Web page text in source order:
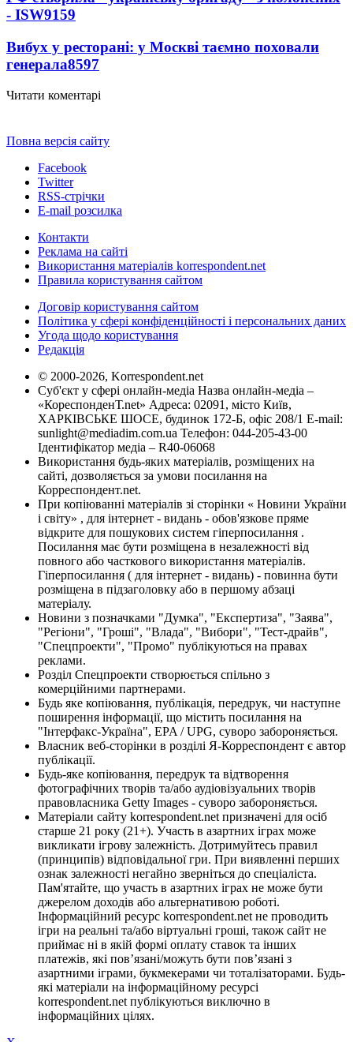
- ISW9159
Вибух у ресторані: у Москві таємно поховали
генерала8597
Читати коментарі
Повна версія сайту
Facebook
Twitter
RSS-стрічки
E-mail розсилка
Контакти
Реклама на сайті
Використання матеріалів korrespondent.net
Правила користування сайтом
Договір користування сайтом
Політика у сфері конфіденційності і персональних даних
Угода щодо користування
Редакція
© 2000-2026, Korrespondent.net
Суб'єкт у сфері онлайн-медіа Назва онлайн-медіа –
«КореспонденТ.net» Адреса: 02091, місто Київ,
ХАРКІВСЬКЕ ШОСЕ, будинок 172-Б, офіс 208/1 E-mail:
sunlight@mediadim.com.ua Телефон: 044-205-43-00
Ідентифікатор медіа – R40-06068
Використання будь-яких матеріалів, розміщених на
сайті, дозволяється за умови посилання на
Корреспондент.net.
При копіюванні матеріалів зі сторінки « Новини України
і світу» , для інтернет - видань - обов'язкове пряме
відкрите для пошукових систем гіперпосилання .
Посилання має бути розміщена в незалежності від
повного або часткового використання матеріалів.
Гіперпосилання ( для інтернет - видань) - повинна бути
розміщена в підзаголовку або в першому абзаці
матеріалу.
Новини з позначками "Думка", "Експертиза", "Заява",
"Регіони", "Гроші", "Влада", "Вибори", "Тест-драйв",
"Спецпроекти", "Промо" публікуються на правах
реклами.
Розділ Спецпроекти створюється спільно з
комерційними партнерами.
Будь яке копіювання, публікація, передрук, чи наступне
поширення інформації, що містить посилання на
"Інтерфакс-Україна", EPA / UPG, суворо забороняється.
Власник веб-сторінки в розділі Я-Корреспондент є автор
публікації.
Будь-яке копіювання, передрук та відтворення
фотографічних творів та/або аудіовізуальних творів
правовласника Getty Images - суворо забороняється.
Матеріали сайту korrespondent.net призначені для осіб
старше 21 року (21+). Участь в азартних іграх може
викликати ігрову залежність. Дотримуйтесь правил
(принципів) відповідальної гри. При виявленні перших
ознак залежності негайно зверніться до спеціаліста.
Пам'ятайте, що участь в азартних іграх не може бути
джерелом доходів або альтернативою роботі.
Інформаційний ресурс korrespondent.net не проводить
ігри на реальні та/або віртуальні гроші, також сайт не
приймає ні в якій формі оплату ставок та інших
платежів, які пов’язані/можуть бути пов’язані з
азартними іграми, букмекерами чи тоталізаторами. Будь-
які матеріали на інформаційному ресурсі
korrespondent.net публікуються виключно в
інформаційних цілях.